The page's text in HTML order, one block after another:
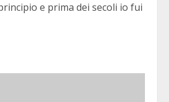
e prima dei secoli io fui